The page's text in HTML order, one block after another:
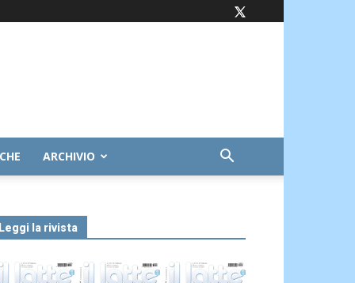
ARCHIVIO
la rivista